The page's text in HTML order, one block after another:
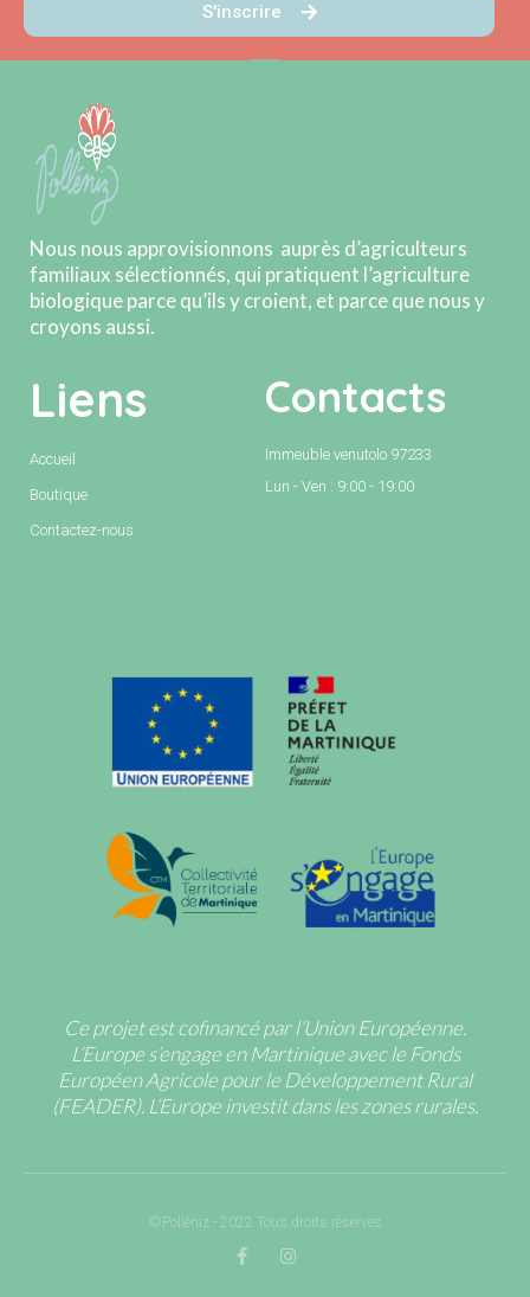
S'inscrire
Nous nous approvisionnons auprès d’agriculteurs
familiaux sélectionnés, qui pratiquent l’agriculture
biologique parce qu’ils y croient, et parce que nous y
croyons aussi.
Liens
Accueil
Boutique
Contactez-nous
Contacts
Immeuble venutolo 97233
Lun - Ven : 9:00 - 19:00
Ce projet est cofinancé par l’Union Européenne.
L’Europe s’engage en Martinique avec le Fonds
Européen Agricole pour le Développement Rural
(FEADER). L’Europe investit dans les zones rurales.
©Polléniz - 2022 Tous droits réservés